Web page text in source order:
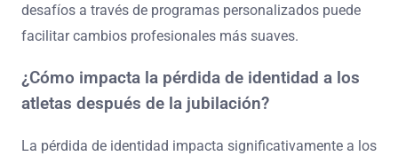
desafíos a través de programas personalizados puede
facilitar cambios profesionales más suaves.
¿Cómo impacta la pérdida de identidad a los
atletas después de la jubilación?
La pérdida de identidad impacta significativamente a los